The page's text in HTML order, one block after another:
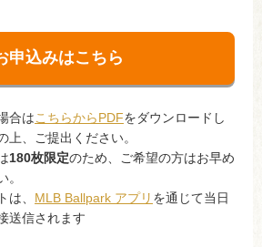
申込みはこちら
合はこちらからPDFをダウンロードし
上、ご提出ください。
180枚限定のため、ご希望の方はお早め
。
は、 MLB Ballpark アプリ を通じて当日
送信されます